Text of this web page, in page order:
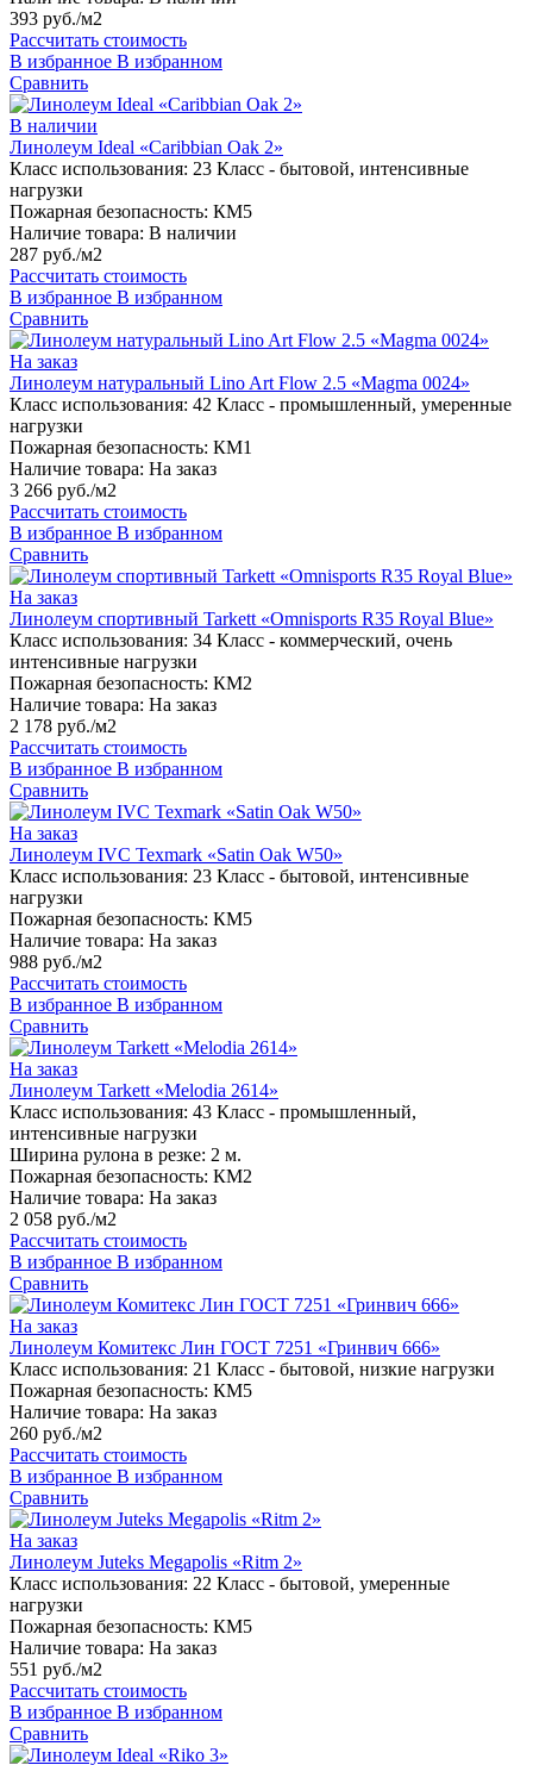
393 руб./м2
Рассчитать стоимость
В избранное В избранном
Сравнить
В наличии
Линолеум Ideal «Caribbian Oak 2»
Класс использования: 23 Класс - бытовой, интенсивные
нагрузки
Пожарная безопасность: КМ5
Наличие товара: В наличии
287 руб./м2
Рассчитать стоимость
В избранное В избранном
Сравнить
На заказ
Линолеум натуральный Lino Art Flow 2.5 «Magma 0024»
Класс использования: 42 Класс - промышленный, умеренные
нагрузки
Пожарная безопасность: КМ1
Наличие товара: На заказ
3 266 руб./м2
Рассчитать стоимость
В избранное В избранном
Сравнить
На заказ
Линолеум спортивный Tarkett «Omnisports R35 Royal Blue»
Класс использования: 34 Класс - коммерческий, очень
интенсивные нагрузки
Пожарная безопасность: КМ2
Наличие товара: На заказ
2 178 руб./м2
Рассчитать стоимость
В избранное В избранном
Сравнить
На заказ
Линолеум IVC Texmark «Satin Oak W50»
Класс использования: 23 Класс - бытовой, интенсивные
нагрузки
Пожарная безопасность: КМ5
Наличие товара: На заказ
988 руб./м2
Рассчитать стоимость
В избранное В избранном
Сравнить
На заказ
Линолеум Tarkett «Melodia 2614»
Класс использования: 43 Класс - промышленный,
интенсивные нагрузки
Ширина рулона в резке: 2 м.
Пожарная безопасность: КМ2
Наличие товара: На заказ
2 058 руб./м2
Рассчитать стоимость
В избранное В избранном
Сравнить
На заказ
Линолеум Комитекс Лин ГОСТ 7251 «Гринвич 666»
Класс использования: 21 Класс - бытовой, низкие нагрузки
Пожарная безопасность: КМ5
Наличие товара: На заказ
260 руб./м2
Рассчитать стоимость
В избранное В избранном
Сравнить
На заказ
Линолеум Juteks Megapolis «Ritm 2»
Класс использования: 22 Класс - бытовой, умеренные
нагрузки
Пожарная безопасность: КМ5
Наличие товара: На заказ
551 руб./м2
Рассчитать стоимость
В избранное В избранном
Сравнить